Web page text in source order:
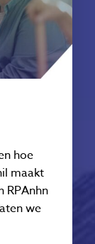
hoe
maakt
RPAnhn
we